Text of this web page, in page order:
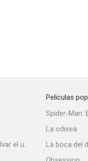
Stuart no consigue salvar el universo
Peliculas
Spider-Man:
La odisea
La boca del